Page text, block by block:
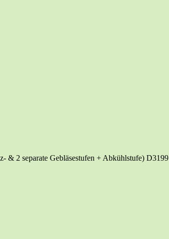
& 2 sepa­ra­te Geblä­se­stu­fen + Abkühl­stu­fe) D3199